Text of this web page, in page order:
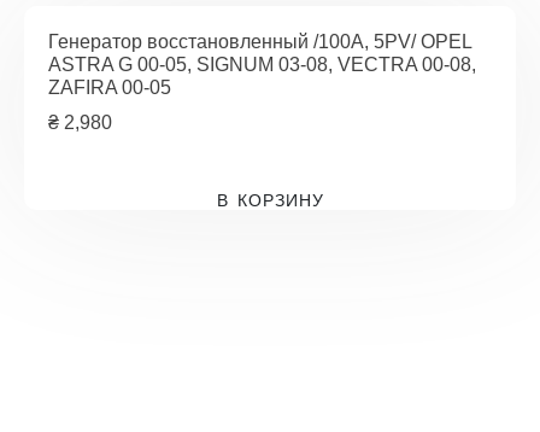
Генератор восстановленный /100A, 5PV/ OPEL
ASTRA G 00-05, SIGNUM 03-08, VECTRA 00-08,
ZAFIRA 00-05
₴ 2,980
В КОРЗИНУ